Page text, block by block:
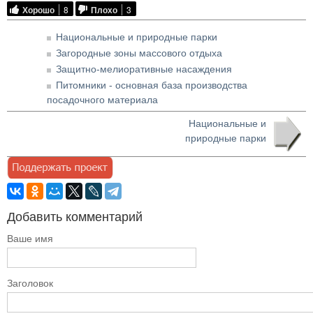
Хорошо 8 Плохо 3
Национальные и природные парки
Загородные зоны массового отдыха
Защитно-мелиоративные насаждения
Питомники - основная база производства
посадочного материала
Национальные и
природные парки
Добавить комментарий
Ваше имя
Заголовок